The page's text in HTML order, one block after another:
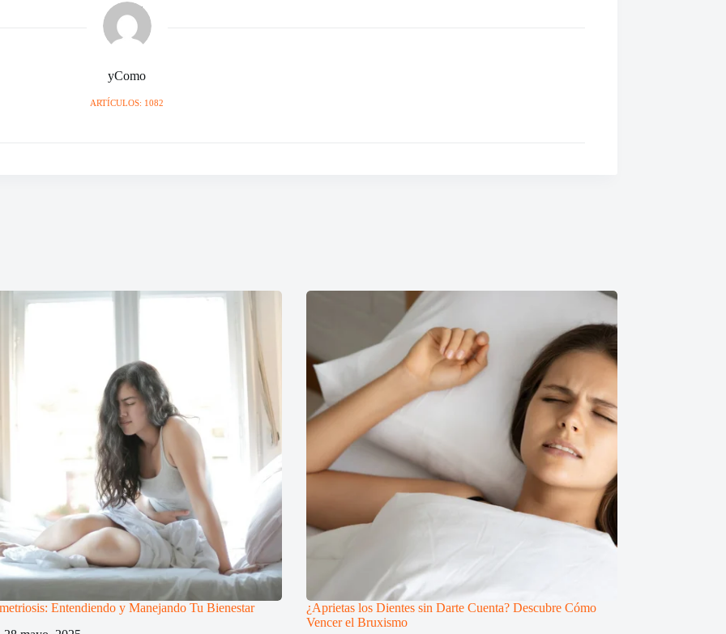
yComo
ARTÍCULOS: 1082
Entendiendo y Manejando Tu Bienestar
¿Aprietas los Dientes sin Darte Cuenta? Descubre Cómo
Vencer el Bruxismo